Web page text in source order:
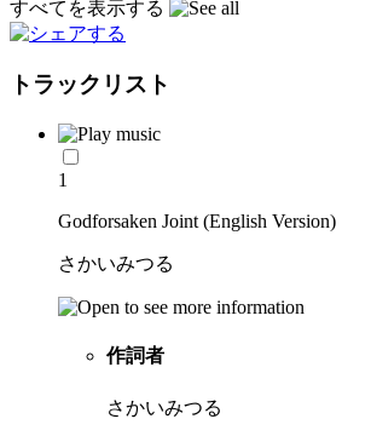
すべてを表示する
トラックリスト
1
Godforsaken Joint (English Version)
さかいみつる
作詞者
さかいみつる